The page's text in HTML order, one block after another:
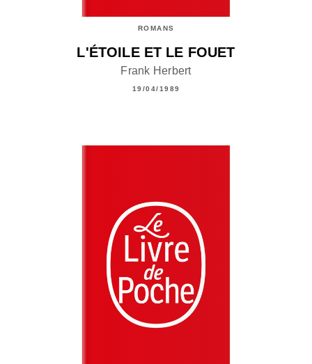
ROMANS
L'ÉTOILE ET LE FOUET
Frank Herbert
19/04/1989